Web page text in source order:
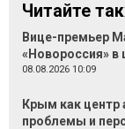
Читайте
Вице-премьер
«Новороссия» в
08.08.2026 10:09
Крым как центр
проблемы и